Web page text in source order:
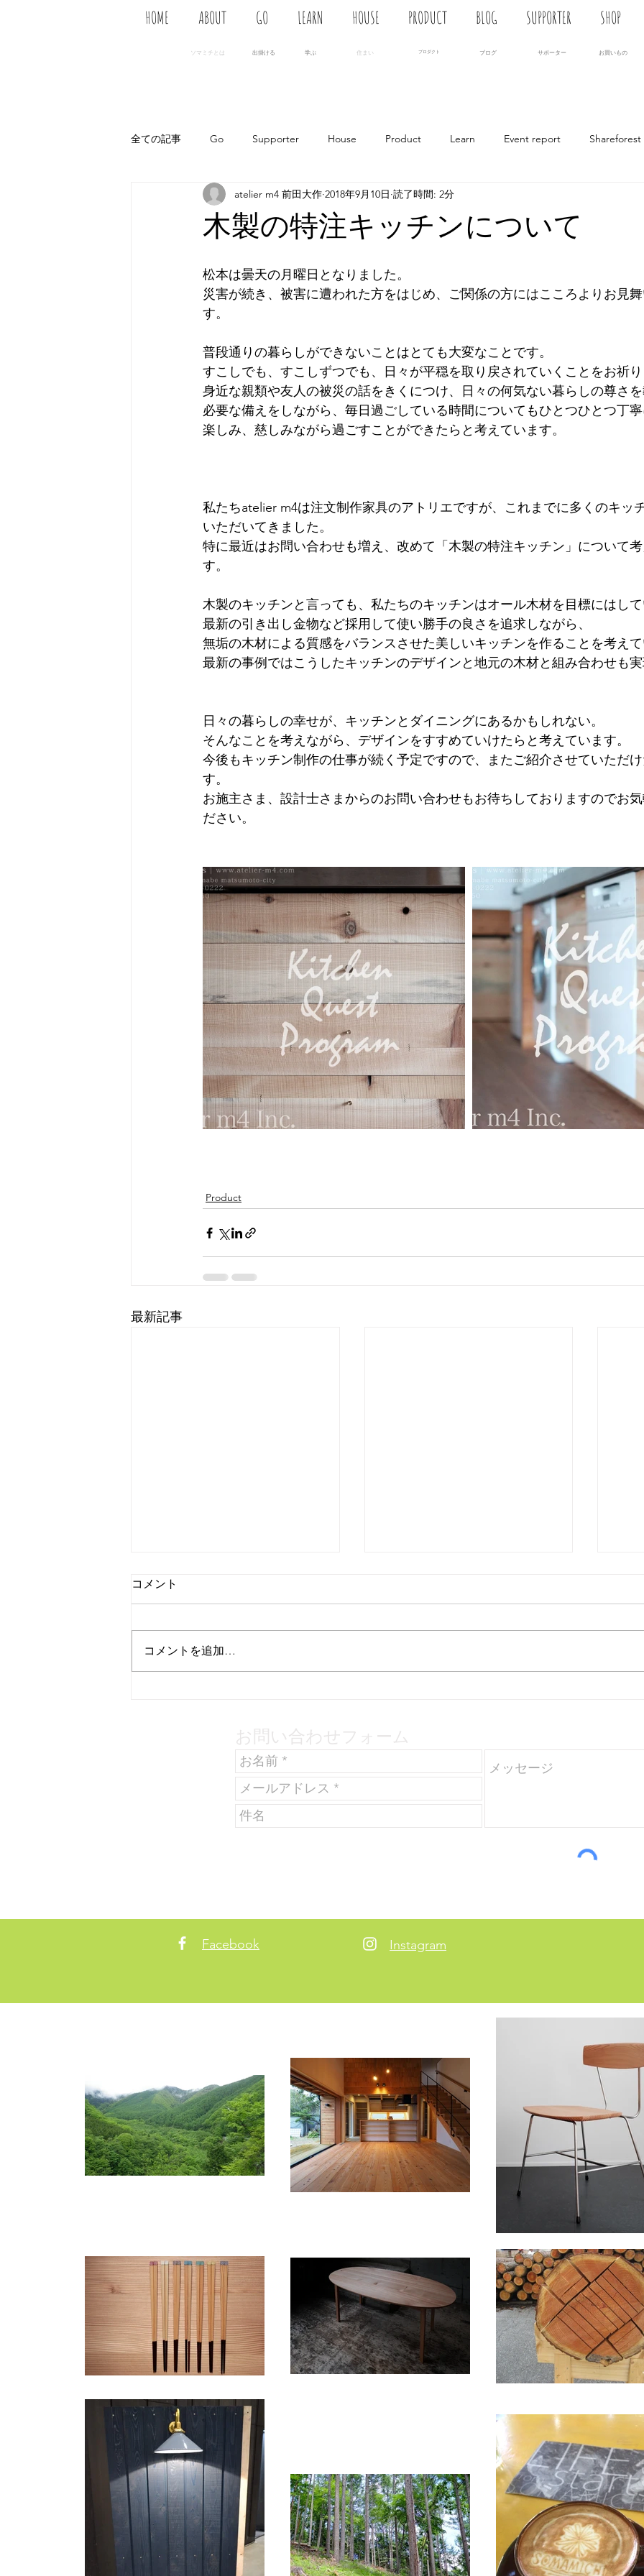
HOME ABOUT GO LEARN HOUSE PRODUCT BLOG SUPPORTER SHOP
ソマミチとは 出掛ける 学ぶ 住まい プロダクト ブログ サポーター お買いもの
全ての記事 Go Supporter House Product Learn Event report Shareforest
木製の特注キッチンについて
atelier m4 前田大作 2018年9月10日 読了時間: 2分
松本は曇天の月曜日となりました。
災害が続き、被害に遭われた方をはじめ、ご関係の方にはこころよりお見
す。
普段通りの暮らしができないことはとても大変なことです。
すこしでも、すこしずつでも、日々が平穏を取り戻されていくことをお祈り
身近な親類や友人の被災の話をきくにつけ、日々の何気ない暮らしの尊さを
必要な備えをしながら、毎日過ごしている時間についてもひとつひとつ丁寧
楽しみ、慈しみながら過ごすことができたらと考えています。
私たちatelier m4は注文制作家具のアトリエですが、これまでに多くのキッ
いただいてきました。
特に最近はお問い合わせも増え、改めて「木製の特注キッチン」について
す。
木製のキッチンと言っても、私たちのキッチンはオール木材を目標にはして
最新の引き出し金物など採用して使い勝手の良さを追求しながら、
無垢の木材による質感をバランスさせた美しいキッチンを作ることを考えて
最新の事例ではこうしたキッチンのデザインと地元の木材と組み合わせも実
日々の暮らしの幸せが、キッチンとダイニングにあるかもしれない。
そんなことを考えながら、デザインをすすめていけたらと考えています。
今後もキッチン制作の仕事が続く予定ですので、またご紹介させていただ
す。
お施主さま、設計士さまからのお問い合わせもお待ちしておりますのでお気
ださい。
Product
最新記事
環境から環響へ（１）
コメント
コメントを追加…
お問い合わせ フォーム
Facebook Instagram